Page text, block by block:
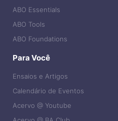
ABO Essentials
ABO Tools
ABO Foundations
Para Você
Ensaios e Artigos
Calendário de Eventos
Acervo @ Youtube